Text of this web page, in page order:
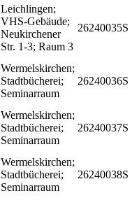
Leichlingen;
VHS-Gebäude;
Neukirchener
Str. 1-3; Raum 3
26240035S
Wermelskirchen;
Stadtbücherei;
Seminarraum
26240036S
Wermelskirchen;
Stadtbücherei;
Seminarraum
26240037S
Wermelskirchen;
Stadtbücherei;
Seminarraum
26240038S